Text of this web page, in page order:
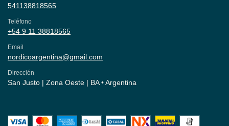
541138818565
Teléfono
+54 9 11 38818565
Email
nordicoargentina@gmail.com
Dirección
San Justo | Zona Oeste | BA • Argentina